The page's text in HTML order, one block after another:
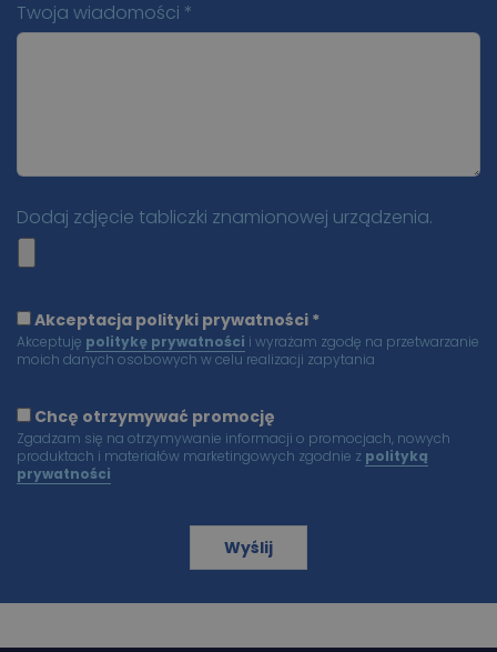
Twoja wiadomości *
Dodaj zdjęcie tabliczki znamionowej urządzenia.
Akceptacja polityki prywatności *
Akceptuję politykę prywatności i wyrażam zgodę na przetwarzanie
moich danych osobowych w celu realizacji zapytania
Chcę otrzymywać promocję
Zgadzam się na otrzymywanie informacji o promocjach, nowych
produktach i materiałów marketingowych zgodnie z polityką
prywatności